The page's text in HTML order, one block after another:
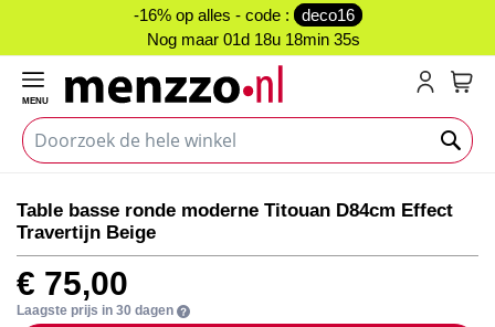
-16% op alles - code :
deco16
Nog maar 01d 18u 18min 35s
MENU
naar
het
einde
van
de
naar
het
begin
van
de
Table basse ronde moderne Titouan D84cm Effect
Travertijn Beige
€ 75,00
Laagste prijs in 30 dagen